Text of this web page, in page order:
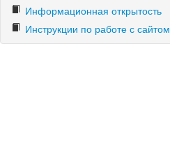
Информационная открытость
Инструкции по работе с сайтом